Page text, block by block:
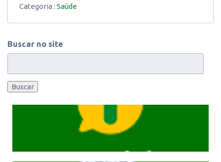
Categoria : Saúde
Buscar no site
Buscar
Cliqeu aqui